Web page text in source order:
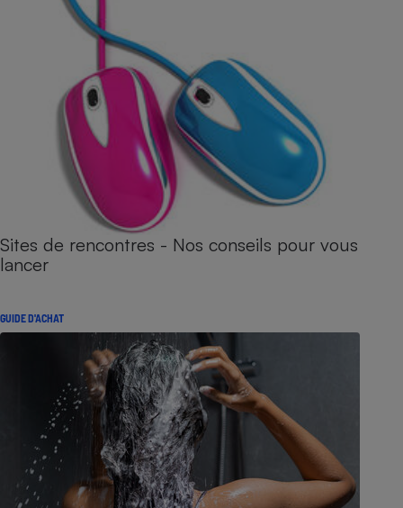
Sites de rencontres - Nos conseils pour vous
lancer
GUIDE D'ACHAT